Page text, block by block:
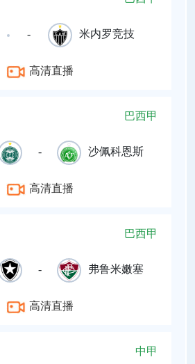
- 米内罗竞技
高清直播
巴西甲
- 沙佩科恩斯
高清直播
巴西甲
- 弗鲁米嫩塞
高清直播
中甲